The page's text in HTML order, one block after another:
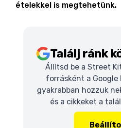
ételekkel is megtehetünk.
Találj ránk
Állítsd be a Street
forrásként a Google
gyakrabban hozzuk
és a cikkeket a